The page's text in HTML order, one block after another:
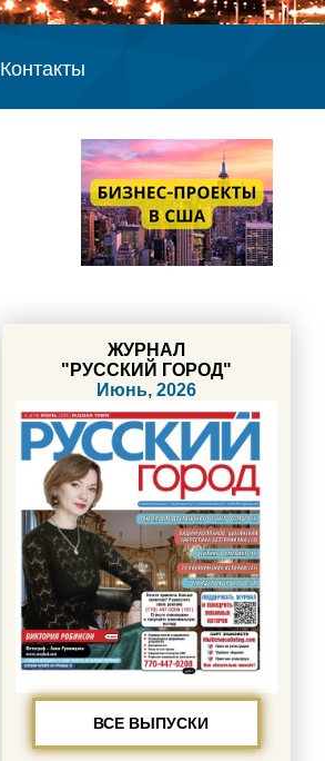
Контакты
ЖУРНАЛ
"РУССКИЙ ГОРОД"
Июнь, 2026
ВСЕ ВЫПУСКИ